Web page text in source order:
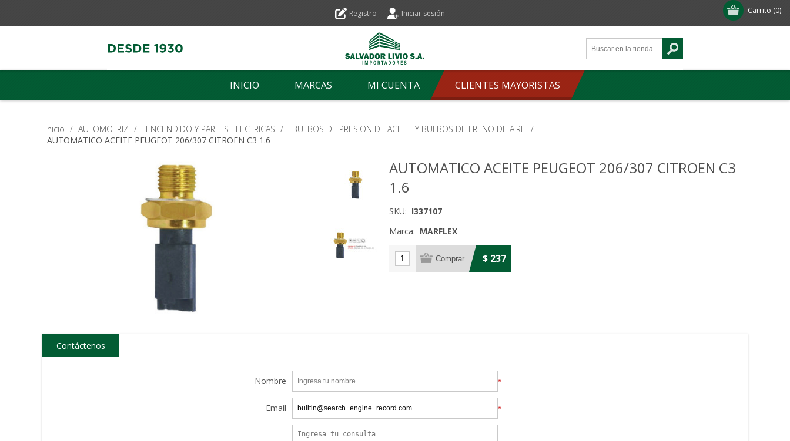
Carrito (0)
Registro Iniciar sesión
INICIO MARCAS MI CUENTA CLIENTES MAYORISTAS
Inicio / AUTOMOTRIZ / ENCENDIDO Y PARTES ELECTRICAS / BULBOS DE PRESION DE ACEITE Y BULBOS DE FRENO DE AIRE /
AUTOMATICO ACEITE PEUGEOT 206/307 CITROEN C3 1.6
AUTOMATICO ACEITE PEUGEOT 206/307 CITROEN C3
1.6
SKU: I337107
Marca: MARFLEX
$ 237
Contáctenos
Nombre *
Email *